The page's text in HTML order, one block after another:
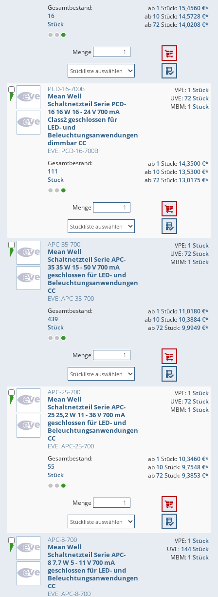
Gesamtbestand:
16
Stück
ab 1 Stück: 15,4560 €*
ab 10Stück: 14,5728 €*
ab72Stück: 14,0208 €*
Menge
PCD-16-700B
Mean Well
Schaltnetzteil Serie PCD-
16 16 W 16 - 24 V 700 mA
Class2 geschlossen für
LED- und
Beleuchtungsanwendungen
dimmbar CC
EVE: PCD-16-700B
VPE: 1 Stück
UVE:72 Stück
MBM: 1 Stück
Gesamtbestand:
111
Stück
ab 1 Stück: 14,3500 €*
ab 10Stück: 13,5300 €*
ab72Stück: 13,0175 €*
Menge
APC-35-700
Mean Well
Schaltnetzteil Serie APC-
35 35 W 15 - 50 V 700 mA
geschlossen für LED- und
Beleuchtungsanwendungen
CC
EVE: APC-35-700
VPE: 1 Stück
UVE:72 Stück
MBM: 1 Stück
Gesamtbestand:
439
Stück
ab 1 Stück: 11,0180 €*
ab 10Stück: 10,3884 €*
ab72Stück:9,9949 €*
Menge
APC-25-700
Mean Well
Schaltnetzteil Serie APC-
25 25,2 W 11 - 36 V 700 mA
geschlossen für LED- und
Beleuchtungsanwendungen
CC
EVE: APC-25-700
VPE: 1 Stück
UVE:72 Stück
MBM: 1 Stück
Gesamtbestand:
55
Stück
ab 1 Stück: 10,3460 €*
ab 10Stück:9,7548 €*
ab72Stück:9,3853 €*
Menge
APC-8-700
Mean Well
Schaltnetzteil Serie APC-
8 7,7 W 5 - 11 V 700 mA
geschlossen für LED- und
Beleuchtungsanwendungen
CC
EVE: APC-8-700
VPE: 1 Stück
UVE: 144 Stück
MBM: 1 Stück